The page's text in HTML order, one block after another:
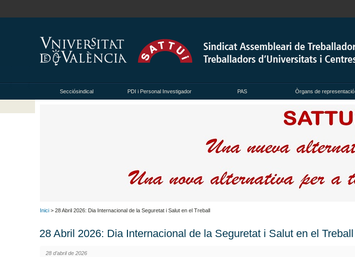
Secciósindical PDI i Personal Investigador PAS Òrgans de representació
Inici > 28 Abril 2026: Dia Internacional de la Seguretat i Salut en el Treball
28 Abril 2026: Dia Internacional de la Seguretat i Salut en el Treball
28 d’abril de 2026